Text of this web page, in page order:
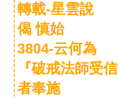
轉載-星雲說
偈 慎始
3804-云何為
『破戒法師受信
者奉施